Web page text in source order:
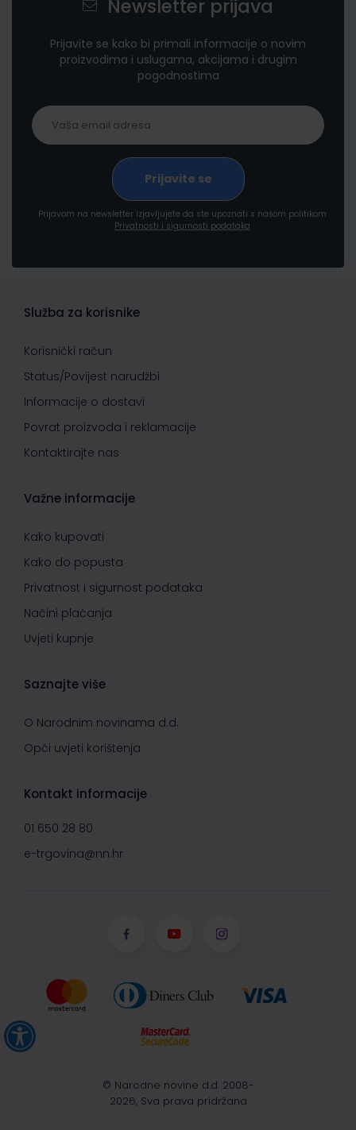
Newsletter prijava
Prijavite se kako bi primali informacije o novim
proizvodima i uslugama, akcijama i drugim
pogodnostima
Prijavom na newsletter izjavljujete da ste upoznati s našom politikom
Privatnosti i sigurnosti podataka
Služba za korisnike
Korisnički račun
Status/Povijest narudžbi
Informacije o dostavi
Povrat proizvoda i reklamacije
Kontaktirajte nas
Važne informacije
Kako kupovati
Kako do popusta
Privatnost i sigurnost podataka
Načini plaćanja
Uvjeti kupnje
Saznajte više
O Narodnim novinama d.d.
Opći uvjeti korištenja
Kontakt informacije
01 650 28 80
e-trgovina@nn.hr
© Narodne novine d.d. 2008-
2026, Sva prava pridržana